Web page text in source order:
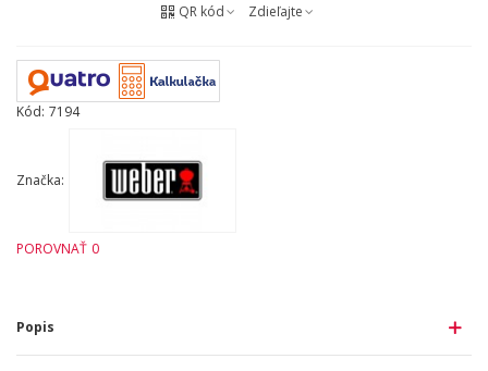
QR kód Zdieľajte
Kód: 7194
Značka:
POROVNAŤ 0
Popis